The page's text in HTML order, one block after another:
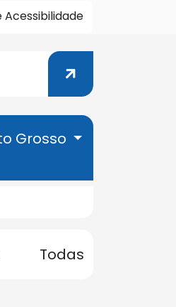
Acessibilidade
Pesquisar
Grosso
Próxima
PróximaTodas